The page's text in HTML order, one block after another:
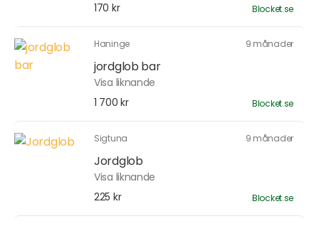
170 kr
Blocket.se
Haninge 9 månader
jordglob bar
Visa liknande
1 700 kr
Blocket.se
Sigtuna 9 månader
Jordglob
Visa liknande
225 kr
Blocket.se